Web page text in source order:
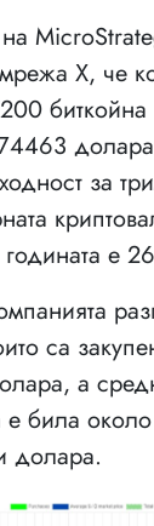
Х, че
за
е
са
а
е била
долара.